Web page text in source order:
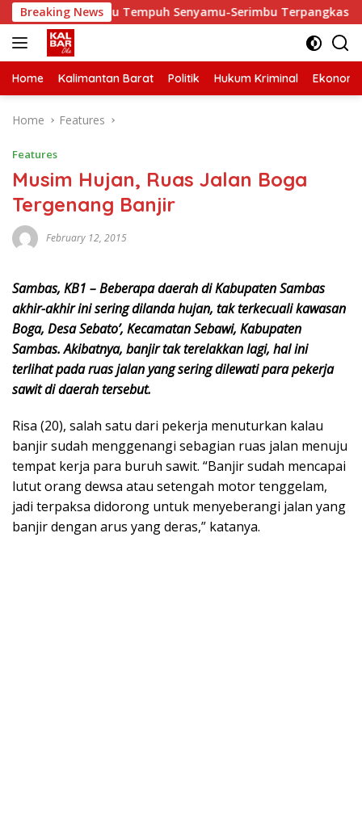
Skip
to
content
Breaking News
Waktu Tempuh Senyamu-Serimbu Terpangkas dari 2
Home Kalimantan Barat Politik Hukum Kriminal Ekonomi
Home Features
Features
Musim Hujan, Ruas Jalan Boga
Tergenang Banjir
February 12, 2015
Sambas, KB1 – Beberapa daerah di Kabupaten Sambas
akhir-akhir ini sering dilanda hujan, tak terkecuali kawasan
Boga, Desa Sebato’, Kecamatan Sebawi, Kabupaten
Sambas. Akibatnya, banjir tak terelakkan lagi, hal ini
terlihat pada ruas jalan yang sering dilewati para pekerja
sawit di daerah tersebut.
Risa (20), salah satu dari pekerja menuturkan kalau
banjir sudah menggenangi sebagian ruas jalan menuju
tempat kerja para buruh sawit. “Banjir sudah mencapai
lutut orang dewsa atau setengah motor tenggelam,
jadi terpaksa didorong untuk menyeberangi jalan yang
banjir dengan arus yang deras,” katanya.